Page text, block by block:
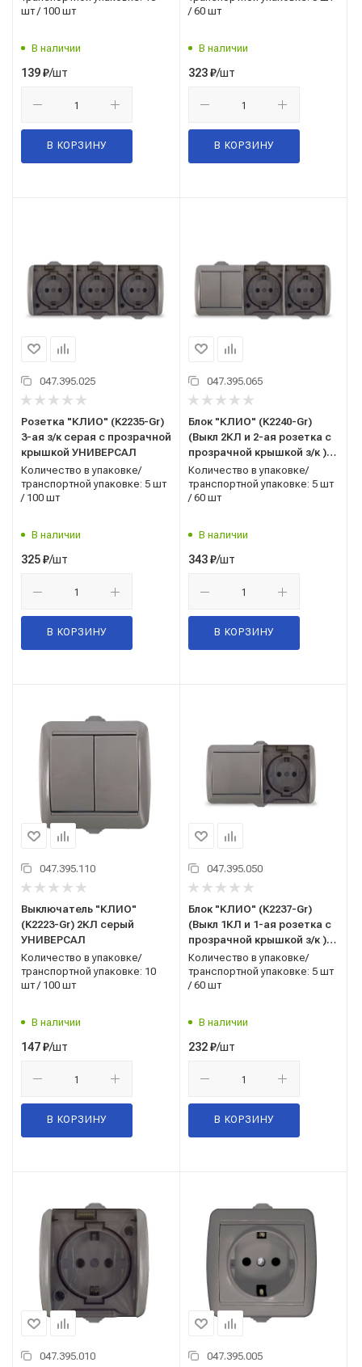
шт / 100 шт
В наличии
139₽/шт
В КОРЗИНУ
/ 60 шт
В наличии
323₽/шт
В КОРЗИНУ
047.395.025
Розетка "КЛИО" (K2235-Gr)
3-ая з/к серая с прозрачной
крышкой УНИВЕРСАЛ
Количество в упаковке/
транспортной упаковке: 5 шт
/ 100 шт
В наличии
325₽/шт
В КОРЗИНУ
047.395.065
Блок "КЛИО" (K2240-Gr)
(Выкл 2КЛ и 2-ая розетка с
прозрачной крышкой з/к )
серый IP54 УНИВЕРСАЛ
Количество в упаковке/
транспортной упаковке: 5 шт
/ 60 шт
В наличии
343₽/шт
В КОРЗИНУ
047.395.110
Выключатель "КЛИО"
(K2223-Gr) 2КЛ серый
УНИВЕРСАЛ
Количество в упаковке/
транспортной упаковке: 10
шт / 100 шт
В наличии
147₽/шт
В КОРЗИНУ
047.395.050
Блок "КЛИО" (K2237-Gr)
(Выкл 1КЛ и 1-ая розетка с
прозрачной крышкой з/к )
серый IP54 УНИВЕРСАЛ
Количество в упаковке/
транспортной упаковке: 5 шт
/ 60 шт
В наличии
232₽/шт
В КОРЗИНУ
047.395.010 047.395.005